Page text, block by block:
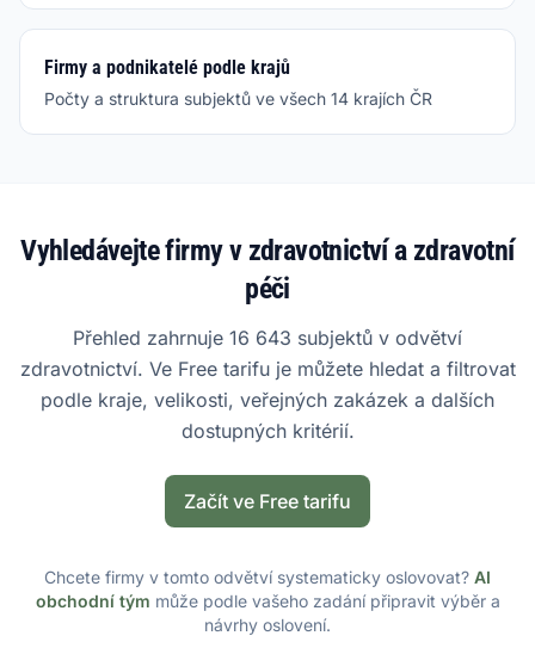
Firmy a podnikatelé podle krajů
Počty a struktura subjektů ve všech 14 krajích ČR
Vyhledávejte firmy v zdravotnictví a zdravotní
péči
Přehled zahrnuje 16 643 subjektů v odvětví
zdravotnictví. Ve Free tarifu je můžete hledat a filtrovat
podle kraje, velikosti, veřejných zakázek a dalších
dostupných kritérií.
Začít ve Free tarifu
Chcete firmy v tomto odvětví systematicky oslovovat? AI
obchodní tým může podle vašeho zadání připravit výběr a
návrhy oslovení.